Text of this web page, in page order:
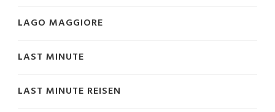
LAGO MAGGIORE
LAST MINUTE
LAST MINUTE REISEN